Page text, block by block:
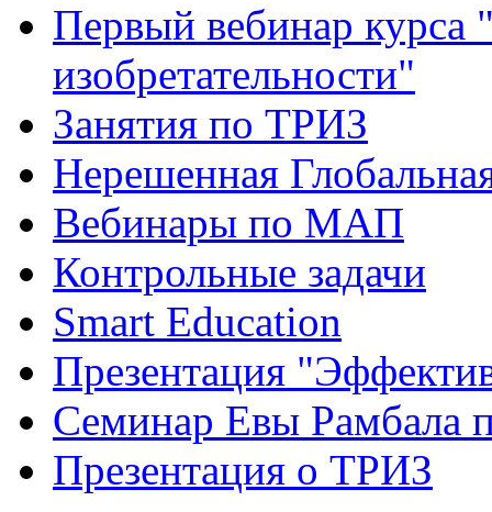
Первый вебинар курса
изобретательности"
Занятия по ТРИЗ
Нерешенная
Вебинары по МАП
Контрольные задачи
Smart Education
Презентация
Семинар Евы Рамбала
Презентация о ТРИЗ